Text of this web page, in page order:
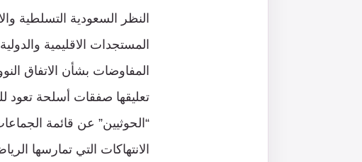
النظر السعودية التسلطية
المستجدات الاقليمية
المفاوضات بشأن الاتفاق
تعليقها صفقات أسلحة تعود
“الحوثيين” عن قائمة
الانتهاكات التي تمارسها